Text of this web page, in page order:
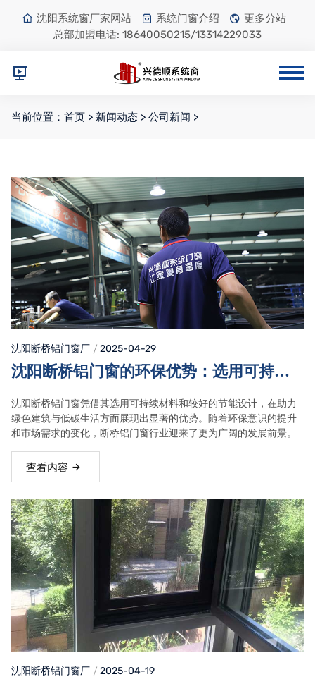
沈阳系统窗厂家网站 系统门窗介绍
更多分站
总部加盟电话: 18640050215/13314229033
当前位置： 首页 > 新闻动态 > 公司新闻 >
沈阳断桥铝门窗厂 2025-04-29
沈阳断桥铝门窗的环保优势：选用可持续
活
沈阳断桥铝门窗凭借其选用可持续材料和较好的节能设计，在助力
绿色建筑与低碳生活方面展现出显著的优势。随着环保意识的提升
和市场需求的变化，断桥铝门窗行业迎来了更为广阔的发展前景。
查看内容
沈阳断桥铝门窗厂 2025-04-19